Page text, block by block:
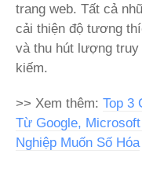
trang web. Tất cả
cải thiện độ tương
và thu hút lượng
kiếm.
>> Xem thêm: Top 3
Từ Google,
Nghiệp Muốn Số Hóa